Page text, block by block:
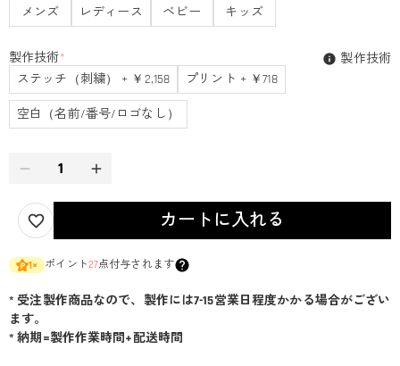
メンズ
レディース ベビー キッズ
製作技術*
ステッチ（刺繍） + ￥2,158
プリント + ￥718
空白（名前/番号/ロゴなし）
製作技術
カートに入れる
1× ポイント27点付与されます
* 受注製作商品なので、製作には7-15営業日程度かかる場合がござい
ます。
* 納期=製作作業時間+配送時間